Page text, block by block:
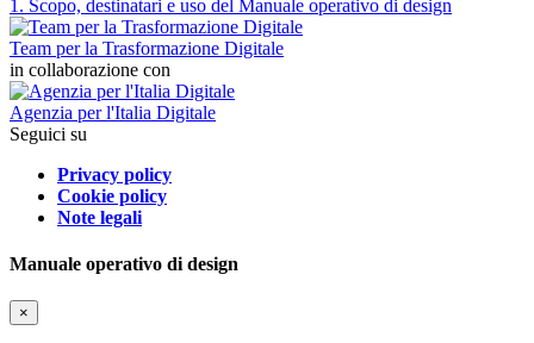
1. Scopo, destinatari e uso del Manuale operativo di design
Team per la Trasformazione Digitale
in collaborazione con
Agenzia per l'Italia Digitale
Seguici su
Privacy policy
Cookie policy
Note legali
Manuale operativo di design
×